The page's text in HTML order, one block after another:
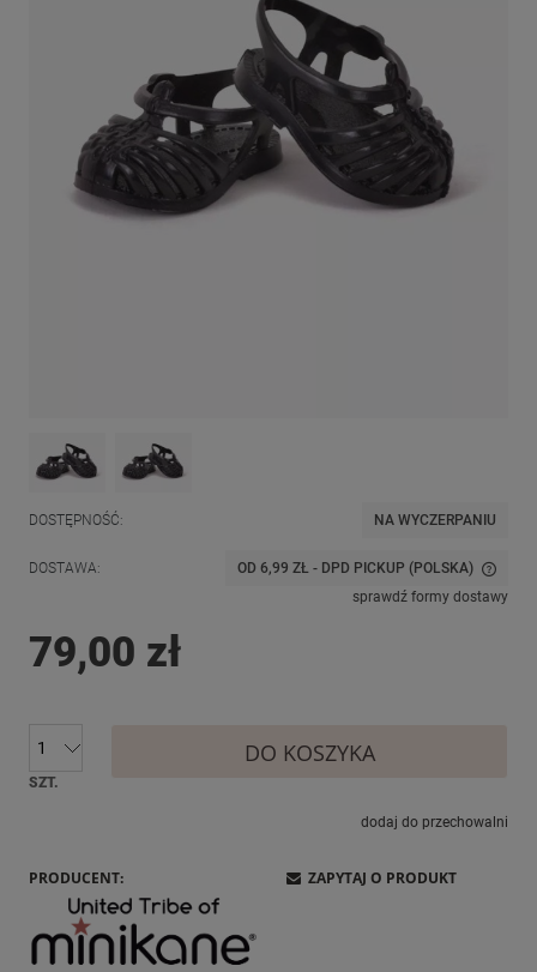
DOSTĘPNOŚĆ: NA WYCZERPANIU
DOSTAWA: OD 6,99 ZŁ - DPD PICKUP (POLSKA)
sprawdź formy dostawy
79,00 zł
SZT.
DO KOSZYKA
dodaj do przechowalni
PRODUCENT: ZAPYTAJ O PRODUKT